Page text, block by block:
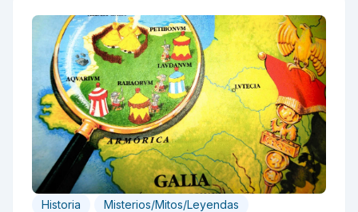
Historia Misterios/Mitos/Leyendas